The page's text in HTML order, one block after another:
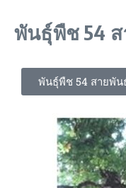
พันธุ์พืช 54
พันธุ์พืช 54 สายพัน